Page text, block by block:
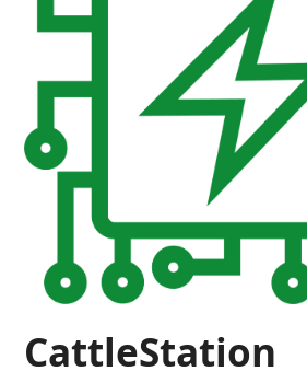
CattleStation